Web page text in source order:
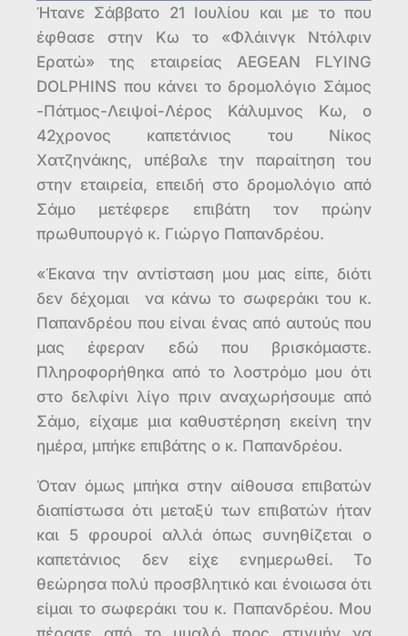
Ήτανε Σάββατο 21 Ιουλίου και με το που
έφθασε στην Κω το «Φλάινγκ Ντόλφιν
Ερατώ» της εταιρείας AEGEAN FLYING
DOLPHINS που κάνει το δρομολόγιο Σάμος
-Πάτμος-Λειψοί-Λέρος Κάλυμνος Κω, ο
42χρονος καπετάνιος του Νίκος
Χατζηνάκης, υπέβαλε την παραίτηση του
στην εταιρεία, επειδή στο δρομολόγιο από
Σάμο μετέφερε επιβάτη τον πρώην
πρωθυπουργό κ. Γιώργο Παπανδρέου.
«Έκανα την αντίσταση μου μας είπε, διότι
δεν δέχομαι να κάνω το σωφεράκι του κ.
Παπανδρέου που είναι ένας από αυτούς που
μας έφεραν εδώ που βρισκόμαστε.
Πληροφορήθηκα από το λοστρόμο μου ότι
στο δελφίνι λίγο πριν αναχωρήσουμε από
Σάμο, είχαμε μια καθυστέρηση εκείνη την
ημέρα, μπήκε επιβάτης ο κ. Παπανδρέου.
Όταν όμως μπήκα στην αίθουσα επιβατών
διαπίστωσα ότι μεταξύ των επιβατών ήταν
και 5 φρουροί αλλά όπως συνηθίζεται ο
καπετάνιος δεν είχε ενημερωθεί. Το
θεώρησα πολύ προσβλητικό και ένοιωσα ότι
είμαι το σωφεράκι του κ. Παπανδρέου. Μου